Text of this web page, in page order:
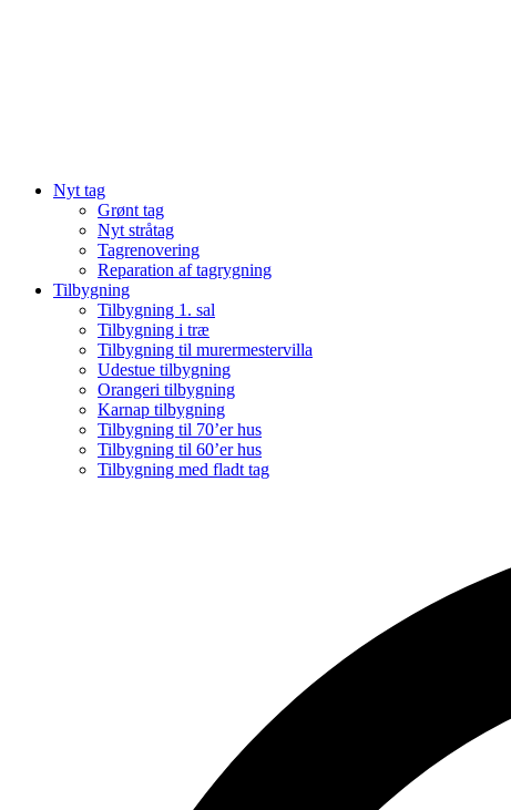
Nyt tag
Grønt tag
Nyt stråtag
Tagrenovering
Reparation af tagrygning
Tilbygning
Tilbygning 1. sal
Tilbygning i træ
Tilbygning til murermestervilla
Udestue tilbygning
Orangeri tilbygning
Karnap tilbygning
Tilbygning til 70’er hus
Tilbygning til 60’er hus
Tilbygning med fladt tag